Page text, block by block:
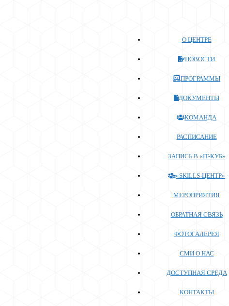
О ЦЕНТРЕ
НОВОСТИ
ПРОГРАММЫ
ДОКУМЕНТЫ
КОМАНДА
РАСПИСАНИЕ
ЗАПИСЬ В «IT-КУБ»
«SKILLS-ЦЕНТР»
МЕРОПРИЯТИЯ
ОБРАТНАЯ СВЯЗЬ
ФОТОГАЛЕРЕЯ
СМИ О НАС
ДОСТУПНАЯ СРЕДА
КОНТАКТЫ